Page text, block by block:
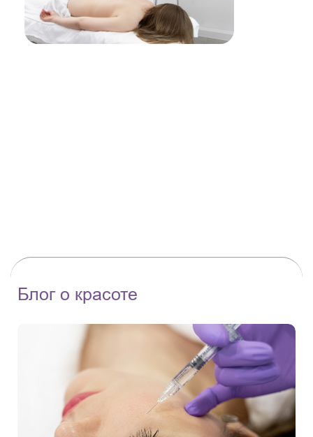
Блог о красоте